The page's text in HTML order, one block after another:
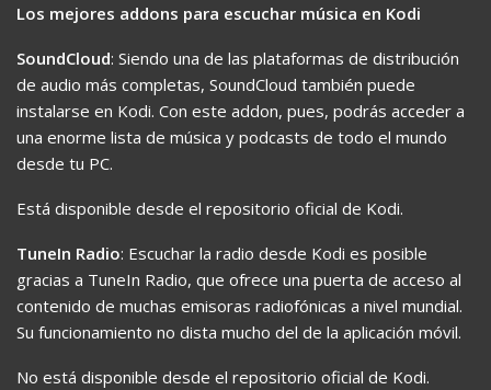
Los mejores addons para escuchar música en Kodi
SoundCloud: Siendo una de las plataformas de distribución
de audio más completas, SoundCloud también puede
instalarse en Kodi. Con este addon, pues, podrás acceder a
una enorme lista de música y podcasts de todo el mundo
desde tu PC.
Está disponible desde el repositorio oficial de Kodi.
TuneIn Radio: Escuchar la radio desde Kodi es posible
gracias a TuneIn Radio, que ofrece una puerta de acceso al
contenido de muchas emisoras radiofónicas a nivel mundial.
Su funcionamiento no dista mucho del de la aplicación móvil.
No está disponible desde el repositorio oficial de Kodi.